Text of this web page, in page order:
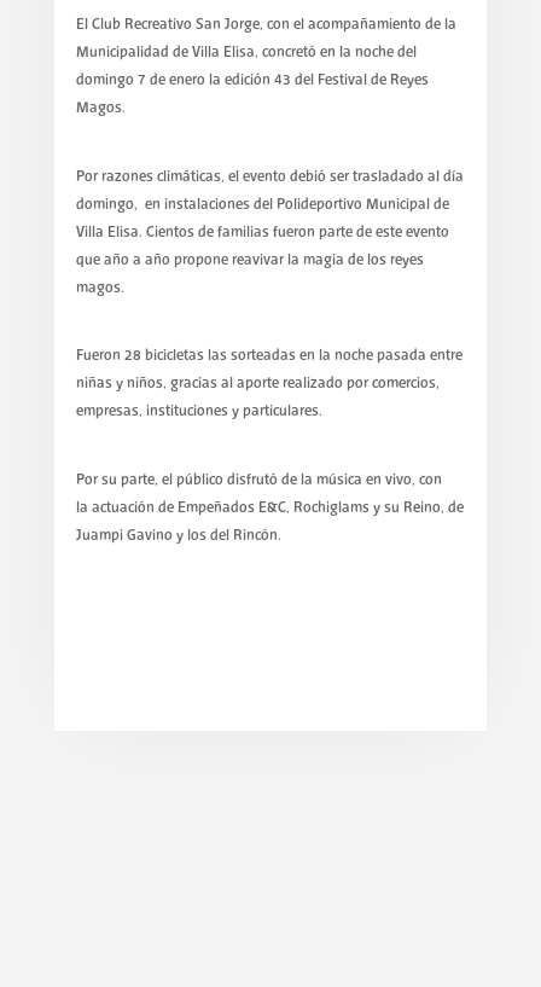
El Club Recreativo San Jorge, con el acompañamiento de la
Municipalidad de Villa Elisa, concretó en la noche del
domingo 7 de enero la edición 43 del Festival de Reyes
Magos.
Por razones climáticas, el evento debió ser trasladado al día
domingo, en instalaciones del Polideportivo Municipal de
Villa Elisa. Cientos de familias fueron parte de este evento
que año a año propone reavivar la magia de los reyes
magos.
Fueron 28 bicicletas las sorteadas en la noche pasada entre
niñas y niños, gracias al aporte realizado por comercios,
empresas, instituciones y particulares.
Por su parte, el público disfrutó de la música en vivo, con
la actuación de Empeñados E&C, Rochiglams y su Reino, de
Juampi Gavino y los del Rincón.